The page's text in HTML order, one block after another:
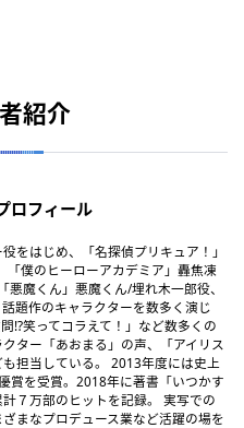
紹介
ロフィール
をはじめ、「名探偵プリキュア！」
僕のヒーローアカデミア」轟焦凍
魔くん」悪魔くん/埋れ木一郎役、
題作のキャラクターを数多く演じ
!?笑ってコラえて！」など数多くの
ター「あおまる」の声、「アイリス
担当している。 2013年度には史上
賞を受賞。2018年に著書「いつかす
７万部のヒットを記録。 実写での
まなプロデュース業など活躍の場を